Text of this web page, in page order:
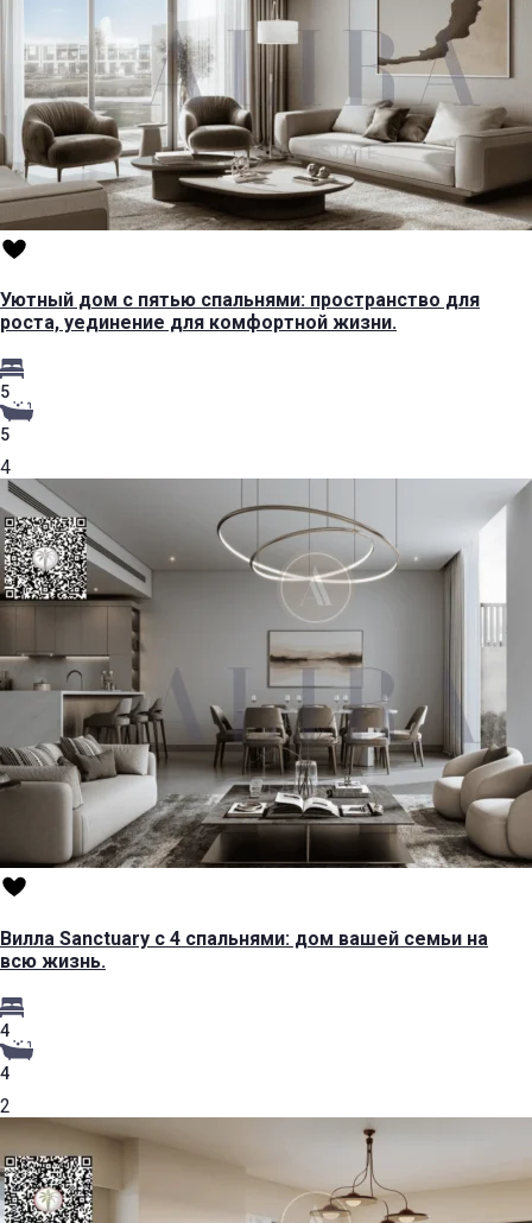
Уютный дом с пятью спальнями: пространство для
роста, уединение для комфортной жизни.
5
5
4
Вилла Sanctuary с 4 спальнями: дом вашей семьи на
всю жизнь.
4
4
2